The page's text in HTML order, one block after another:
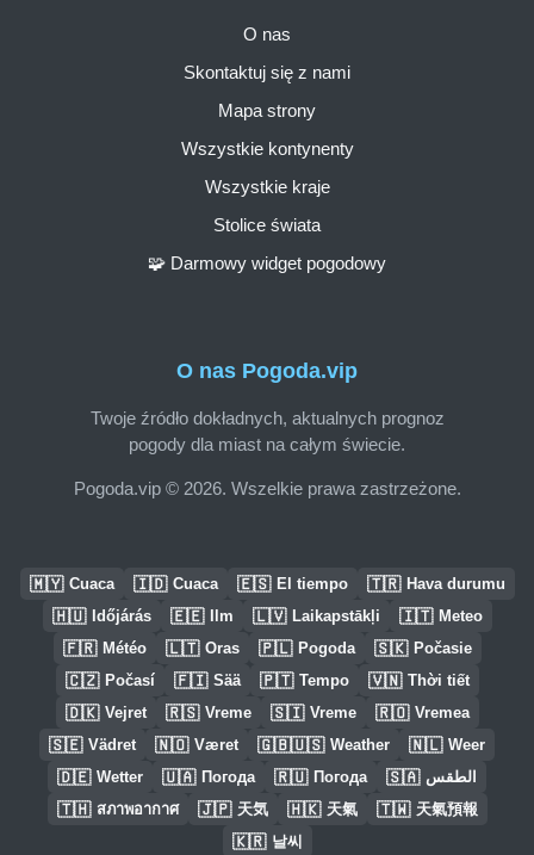
O nas Pogoda.vip
Twoje źródło dokładnych, aktualnych prognoz
pogody dla miast na całym świecie.
Pogoda.vip © 2026. Wszelkie prawa zastrzeżone.
O nas
Skontaktuj się z nami
Mapa strony
Wszystkie kontynenty
Wszystkie kraje
Stolice świata
🧩 Darmowy widget pogodowy
🇲🇾 Cuaca 🇮🇩 Cuaca 🇪🇸 El tiempo 🇹🇷 Hava durumu
🇭🇺 Időjárás 🇪🇪 Ilm 🇱🇻 Laikapstākļi 🇮🇹 Meteo
🇫🇷 Météo 🇱🇹 Oras 🇵🇱 Pogoda 🇸🇰 Počasie
🇨🇿 Počasí 🇫🇮 Sää 🇵🇹 Tempo 🇻🇳 Thời tiết
🇩🇰 Vejret 🇷🇸 Vreme 🇸🇮 Vreme 🇷🇴 Vremea
🇸🇪 Vädret 🇳🇴 Været 🇬🇧🇺🇸 Weather 🇳🇱 Weer
🇩🇪 Wetter 🇺🇦 Погода 🇷🇺 Погода 🇸🇦 الطقس
🇹🇭 สภาพอากาศ 🇯🇵 天気 🇭🇰 天氣 🇹🇼 天氣預報
🇰🇷 날씨